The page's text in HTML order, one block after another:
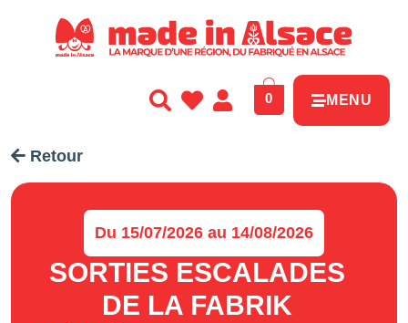
0 MENU
Retour
Du 15/07/2026 au 14/08/2026
SORTIES ESCALADES
DE LA FABRIK